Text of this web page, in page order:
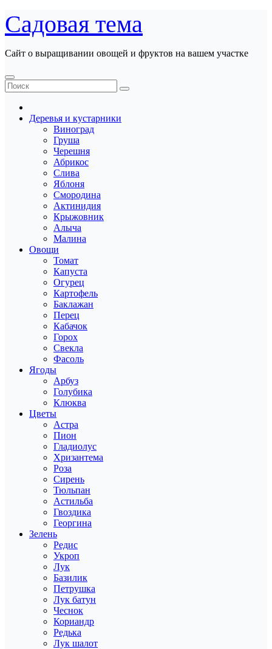
Перейти
к
содержанию
Садовая тема
Сайт о выращивании овощей и фруктов на вашем участке
Деревья и кустарники
Виноград
Груша
Черешня
Абрикос
Слива
Яблоня
Смородина
Актинидия
Крыжовник
Алыча
Малина
Овощи
Томат
Капуста
Огурец
Картофель
Баклажан
Перец
Кабачок
Горох
Свекла
Фасоль
Ягоды
Арбуз
Голубика
Клюква
Цветы
Астра
Пион
Гладиолус
Хризантема
Роза
Сирень
Тюльпан
Астильба
Гвоздика
Георгина
Зелень
Редис
Укроп
Лук
Базилик
Петрушка
Лук батун
Чеснок
Кориандр
Редька
Лук шалот